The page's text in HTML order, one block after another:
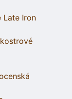
Late Iron